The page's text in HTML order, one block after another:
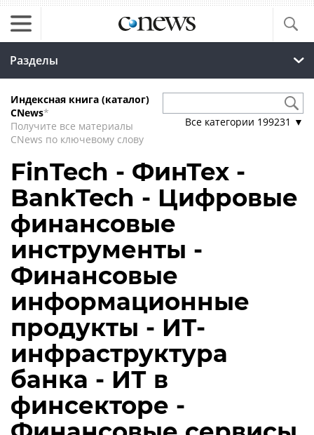
Разделы
Индексная книга (каталог)
CNews*
Получите все материалы
CNews по ключевому слову
Все категории 199231 ▼
FinTech - ФинТех -
BankTech - Цифровые
финансовые
инструменты -
Финансовые
информационные
продукты - ИТ-
инфраструктура
банка - ИТ в
финсекторе -